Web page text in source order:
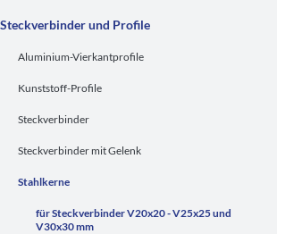
Steckverbinder und Profile
Aluminium-Vierkantprofile
Kunststoff-Profile
Steckverbinder
Steckverbinder mit Gelenk
Stahlkerne
für Steckverbinder V20x20 - V25x25 und
V30x30 mm